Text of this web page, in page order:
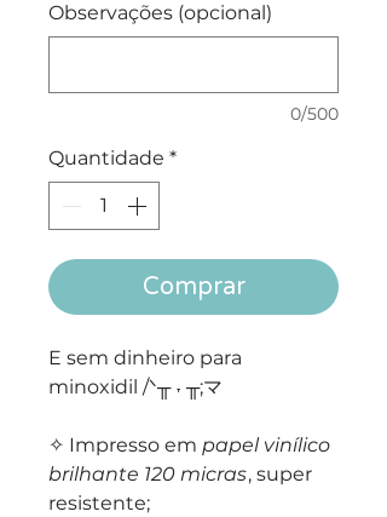
Observações (opcional)
0/500
Quantidade *
Comprar
E sem dinheiro para
minoxidil /ᐠ╥ ˕ ╥;マ
✧ Impresso em papel vinílico
brilhante 120 micras, super
resistente;